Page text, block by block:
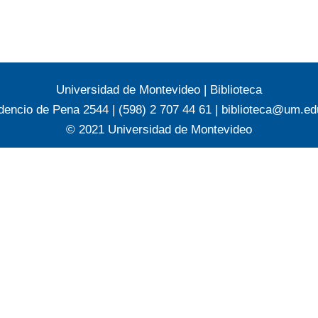
Universidad de Montevideo | Biblioteca
de Pena 2544 | (598) 2 707 44 61 |
© 2021 Universidad de Montevideo